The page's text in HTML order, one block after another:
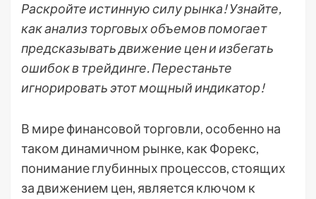
Раскройте истинную силу рынка! Узнайте,
как анализ торговых объемов помогает
предсказывать движение цен и избегать
ошибок в трейдинге. Перестаньте
игнорировать этот мощный индикатор!
В мире финансовой торговли, особенно на
таком динамичном рынке, как Форекс,
понимание глубинных процессов, стоящих
за движением цен, является ключом к